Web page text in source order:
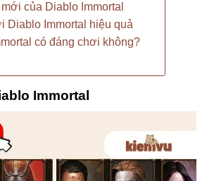
của Diablo Immortal
Diablo Immortal hiệu quả
có đáng chơi không?
Immortal